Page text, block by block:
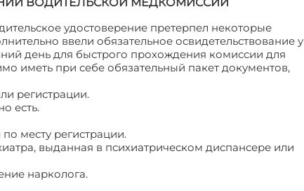
удостоверение претерпел некоторые
ввели обязательное освидетельствование у
день для быстрого прохождения комиссии для
иметь при себе обязательный пакет документов,
регистрации.
есть.
месту регистрации.
выданная в психиатрическом диспансере или
нарколога.